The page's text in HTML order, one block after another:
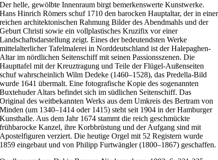
Der helle, gewölbte Innenraum birgt bemerkenswerte Kunstwerke.
Hans Hinrich Römers schuf 1710 den barocken Hauptaltar, der in einer
reichen architektonischen Rahmung Bilder des Abendmahls und der
Geburt Christi sowie ein vollplastisches Kruzifix vor einer
Landschaftsdarstellung zeigt. Eines der bedeutendsten Werke
mittelalterlicher Tafelmalerei in Norddeutschland ist der Halepaghen-
Altar im nördlichen Seitenschiff mit seinen Passionsszenen. Die
Haupttafel mit der Kreuztragung und Teile der Flügel-Außenseiten
schuf wahrscheinlich Wilm Dedeke (1460–1528), das Predella-Bild
wurde 1641 übermalt. Eine fotografische Kopie des sogenannten
Buxtehuder Altars befindet sich im südlichen Seitenschiff. Das
Original des weitbekannten Werks aus dem Umkreis des Bertram von
Minden (um 1340–1414 oder 1415) steht seit 1904 in der Hamburger
Kunsthalle. Aus dem Jahr 1674 stammt die reich geschmückte
frühbarocke Kanzel, ihre Korbbrüstung und der Aufgang sind mit
Apostelfiguren verziert. Die heutige Orgel mit 52 Registern wurde
1859 eingebaut und von Philipp Furtwängler (1800–1867) geschaffen.